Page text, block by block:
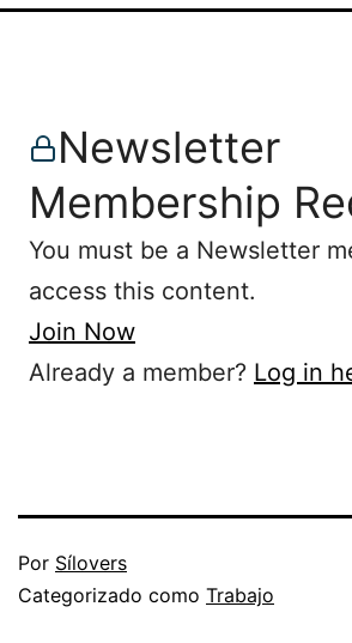
Newsletter
Membership
You must be a Newsletter
access this content.
Join Now
Already a member? Log in
Publicada
el
Por Sílovers
Categorizado como Trabajo